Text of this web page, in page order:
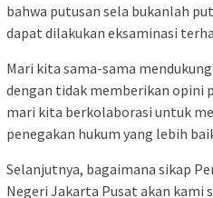
bahwa putusan sela bukanlah
dapat dilakukan eksaminasi
Mari kita sama-sama
dengan tidak memberikan opini
mari kita berkolaborasi untuk
penegakan hukum yang lebih
Selanjutnya, bagaimana sikap
Negeri Jakarta Pusat akan kami